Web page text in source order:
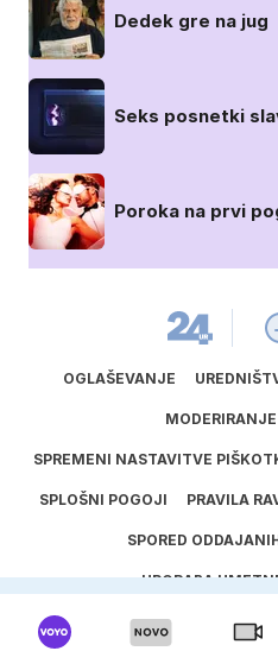
Dedek gre na jug
Seks posnetki
Poroka na prvi
OGLAŠEVANJE
MODERIRANJE
SPREMENI NASTAVITVE
SPLOŠNI POGOJI PRAVILA
SPORED
UPORABA